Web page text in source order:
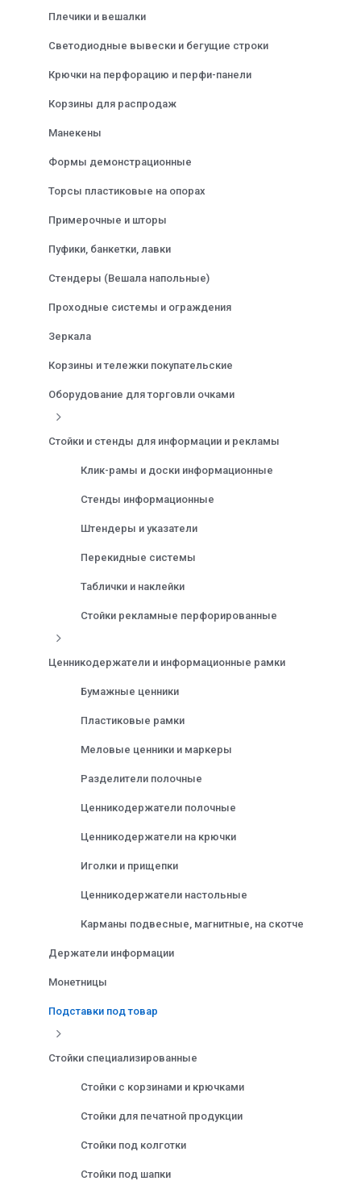
Плечики и вешалки
Светодиодные вывески и бегущие строки
Крючки на перфорацию и перфи-панели
Корзины для распродаж
Манекены
Формы демонстрационные
Торсы пластиковые на опорах
Примерочные и шторы
Пуфики, банкетки, лавки
Стендеры (Вешала напольные)
Проходные системы и ограждения
Зеркала
Корзины и тележки покупательские
Оборудование для торговли очками
Стойки и стенды для информации и рекламы
Клик-рамы и доски информационные
Стенды информационные
Штендеры и указатели
Перекидные системы
Таблички и наклейки
Стойки рекламные перфорированные
Ценникодержатели и информационные рамки
Бумажные ценники
Пластиковые рамки
Меловые ценники и маркеры
Разделители полочные
Ценникодержатели полочные
Ценникодержатели на крючки
Иголки и прищепки
Ценникодержатели настольные
Карманы подвесные, магнитные, на скотче
Держатели информации
Монетницы
Подставки под товар
Стойки специализированные
Стойки с корзинами и крючками
Стойки для печатной продукции
Стойки под колготки
Стойки под шапки